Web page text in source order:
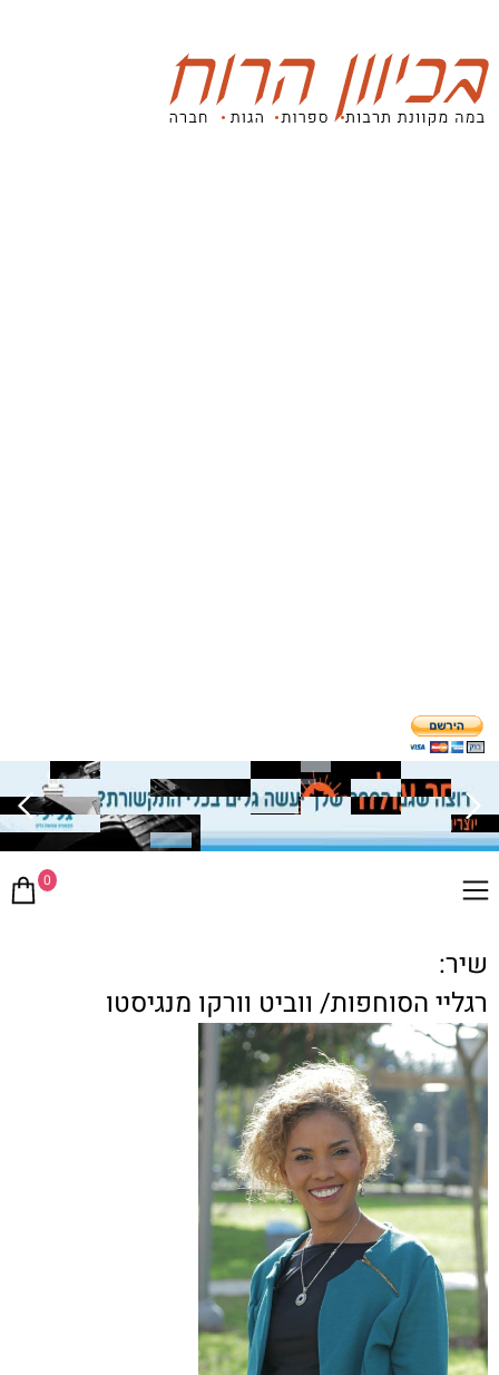
0
שיר:
רגליי הסוחפות/ ווביט וורקו מנגיסטו